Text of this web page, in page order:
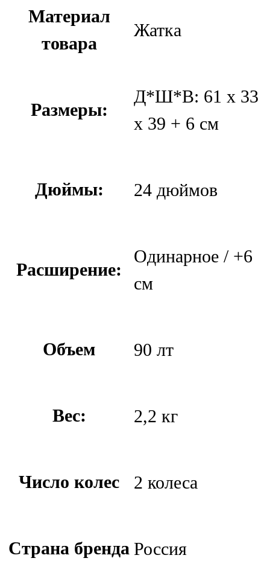
Материал
товара
Жатка
Размеры:
Д*Ш*В: 61 х 33
х 39 + 6 см
Дюймы: 24 дюймов
Расширение:
Одинарное / +6
см
Объем 90 лт
Вес: 2,2 кг
Число колес 2 колеса
Страна бренда Россия